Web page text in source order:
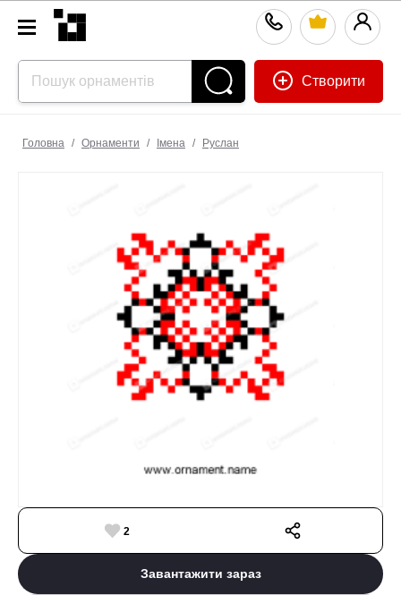
Створити
Головна / Орнаменти / Імена / Руслан
2
Завантажити зараз